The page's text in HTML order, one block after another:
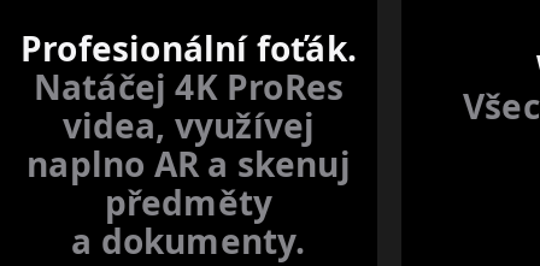
Profesionální foťák.
Natáčej 4K ProRes
videa, využívej
naplno AR a skenuj
předměty
a dokumenty.